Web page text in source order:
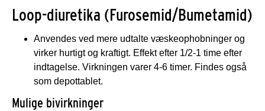
Loop-diuretika (Furosemid/Bumetamid)
Anvendes ved mere udtalte væskeophobninger og
virker hurtigt og kraftigt. Effekt efter 1/2-1 time efter
indtagelse. Virkningen varer 4-6 timer. Findes også
som depottablet.
Mulige bivirkninger